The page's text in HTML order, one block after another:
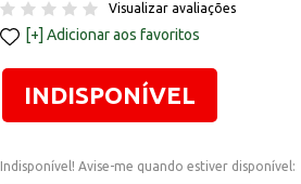
Visualizar avaliações
Adicionar aos favoritos
INDISPONÍVEL
Indisponível! Avise-me quando estiver disponível: